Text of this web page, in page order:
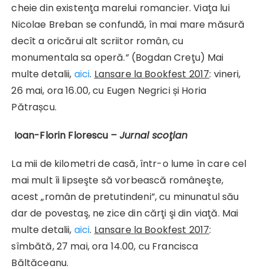
cheie din existenţa marelui romancier. Viaţa lui
Nicolae Breban se confundă, în mai mare măsură
decît a oricărui alt scriitor român, cu
monumentala sa operă.” (Bogdan Creţu) Mai
multe detalii, aici. Lansare la Bookfest 2017: vineri,
26 mai, ora 16.00, cu Eugen Negrici și Horia
Pătrașcu.
Ioan-Florin Florescu –Jurnal scoţian
La mii de kilometri de casă, într-o lume în care cel
mai mult îi lipseşte să vorbească româneşte,
acest „român de pretutindeni”, cu minunatul său
dar de povestaş, ne zice din cărţi şi din viaţă. Mai
multe detalii, aici. Lansare la Bookfest 2017:
sîmbătă, 27 mai, ora 14.00, cu Francisca
Băltăceanu.